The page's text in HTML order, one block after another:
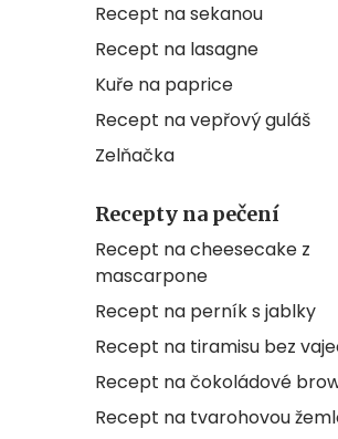
Recept na sekanou
Recept na lasagne
Kuře na paprice
Recept na vepřový guláš
Zelňačka
Recepty na pečení
Recept na cheesecake z
mascarpone
Recept na perník s jablky
Recept na tiramisu bez
Recept na čokoládové
Recept na tvarohovou